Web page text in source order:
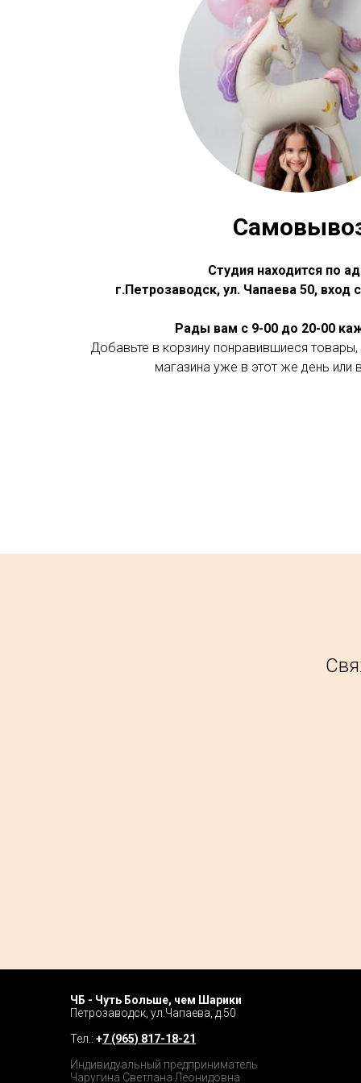
Студия находится по
г.Петрозаводск, ул. Чапаева 50, вход
Рады вам с 9-00 до 20-00
Добавьте в корзину понравившиеся
магазина уже в этот же день или
ЧБ - Чуть Больше, чем Шарики
Петрозаводск, ул.Чапаева, д.50
Тел.: +7 (965) 817-18-21
Индивидуальный предприниматель
Чаругина Светлана Леонидовна